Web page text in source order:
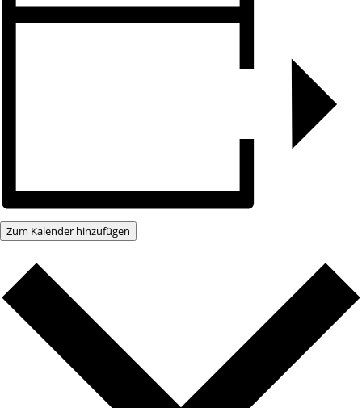
Zum Kalender hinzufügen